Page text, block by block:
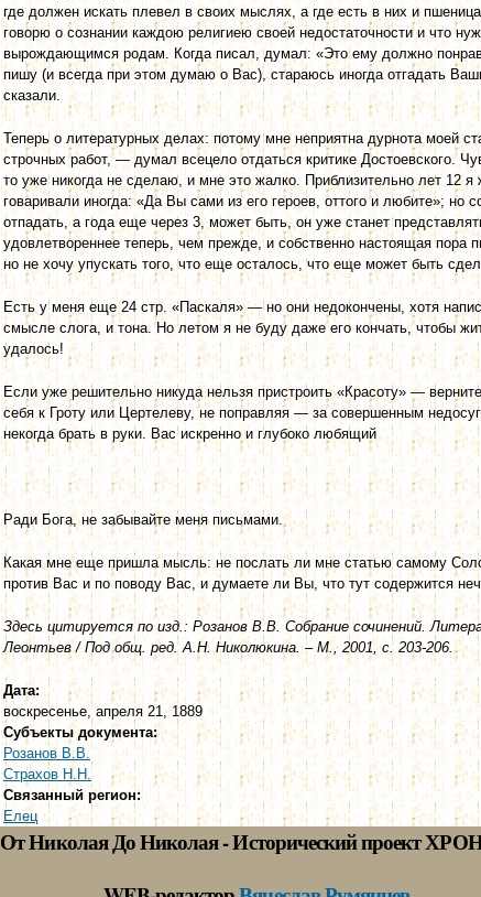
где должен искать плевел в своих мыслях, а где есть в них и
говорю о сознании каждою религиею своей недостаточности и что
вырождающимся родам. Когда писал, думал: «Это ему должно
пишу (и всегда при этом думаю о Вас), стараюсь иногда отгадать
сказали.
Теперь о литературных делах: потому мне неприятна дурнота моей
строчных работ, — думал всецело отдаться критике Достоевского.
то уже никогда не сделаю, и мне это жалко. Приблизительно лет 12
говаривали иногда: «Да Вы сами из его героев, оттого и любите»; но
отпадать, а года еще через 3, может быть, он уже станет
удовлетвореннее теперь, чем прежде, и собственно настоящая пора
но не хочу упускать того, что еще осталось, что еще может быть
Есть у меня еще 24 стр. «Паскаля» — но они недокончены, хотя
смысле слога, и тона. Но летом я не буду даже его кончать, чтобы
удалось!
Если уже решительно никуда нельзя пристроить «Красоту» —
себя к Гроту или Цертелеву, не поправляя — за совершенным
некогда брать в руки. Вас искренно и глубоко любящий
Ради Бога, не забывайте меня письмами.
Какая мне еще пришла мысль: не послать ли мне статью самому
против Вас и по поводу Вас, и думаете ли Вы, что тут содержится
Здесь цитируется по изд.: Розанов В.В. Собрание сочинений.
Леонтьев / Под общ. ред. А.Н. Николюкина. – М., 2001, с. 203-206.
Дата:
воскресенье, апреля 21, 1889
Субъекты документа:
Розанов В.В.
Страхов Н.Н.
Связанный регион:
Елец
От Николая До Николая - Исторический проект